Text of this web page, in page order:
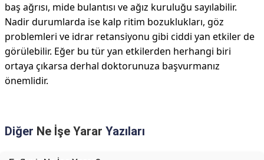
baş ağrısı, mide bulantısı ve ağız kuruluğu sayılabilir.
Nadir durumlarda ise kalp ritim bozuklukları, göz
problemleri ve idrar retansiyonu gibi ciddi yan etkiler de
görülebilir. Eğer bu tür yan etkilerden herhangi biri
ortaya çıkarsa derhal doktorunuza başvurmanız
önemlidir.
Diğer Ne İşe Yarar Yazıları